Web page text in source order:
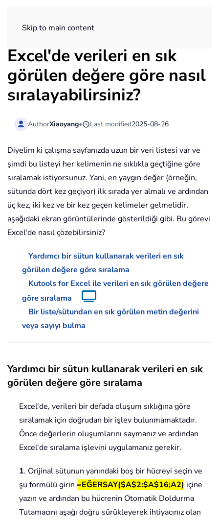
Skip to main content
Excel'de verileri en sık
görülen değere göre nasıl
sıralayabilirsiniz?
AuthorXiaoyang• Last modified2025-08-26
Diyelim ki çalışma sayfanızda uzun bir veri listesi var ve
şimdi bu listeyi her kelimenin ne sıklıkla geçtiğine göre
sıralamak istiyorsunuz. Yani, en yaygın değer (örneğin,
sütunda dört kez geçiyor) ilk sırada yer almalı ve ardından
üç kez, iki kez ve bir kez geçen kelimeler gelmelidir,
aşağıdaki ekran görüntülerinde gösterildiği gibi. Bu görevi
Excel'de nasıl çözebilirsiniz?
Yardımcı bir sütun kullanarak verileri en sık
görülen değere göre sıralama
Kutools for Excel ile verileri en sık görülen değere
göre sıralama
Bir liste/sütundan en sık görülen metin değerini
veya sayıyı bulma
Yardımcı bir sütun kullanarak verileri en sık
görülen değere göre sıralama
Excel'de, verileri bir defada oluşum sıklığına göre
sıralamak için doğrudan bir işlev bulunmamaktadır.
Önce değerlerin oluşumlarını saymanız ve ardından
Excel'de sıralama işlevini uygulamanız gerekir.
1. Orijinal sütunun yanındaki boş bir hücreyi seçin ve
şu formülü girin =EĞERSAY($A$2:$A$16;A2) içine
yazın ve ardından bu hücrenin Otomatik Doldurma
Tutamacını aşağı doğru sürükleyerek ihtiyacınız olan